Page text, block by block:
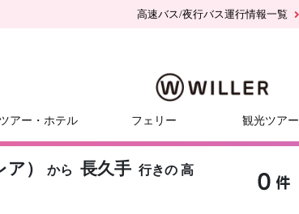
高速バス/夜行バス運行情報一覧
ツアー・ホテル フェリー 観光ツアー
） から 長久手 行きの 高